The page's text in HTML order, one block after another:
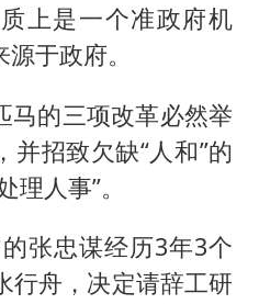
上是一个准政府机
于政府。
马的三项改革必然举
并招致欠缺“人和”的
人事”。
张忠谋经历3年3个
行舟，决定请辞工研